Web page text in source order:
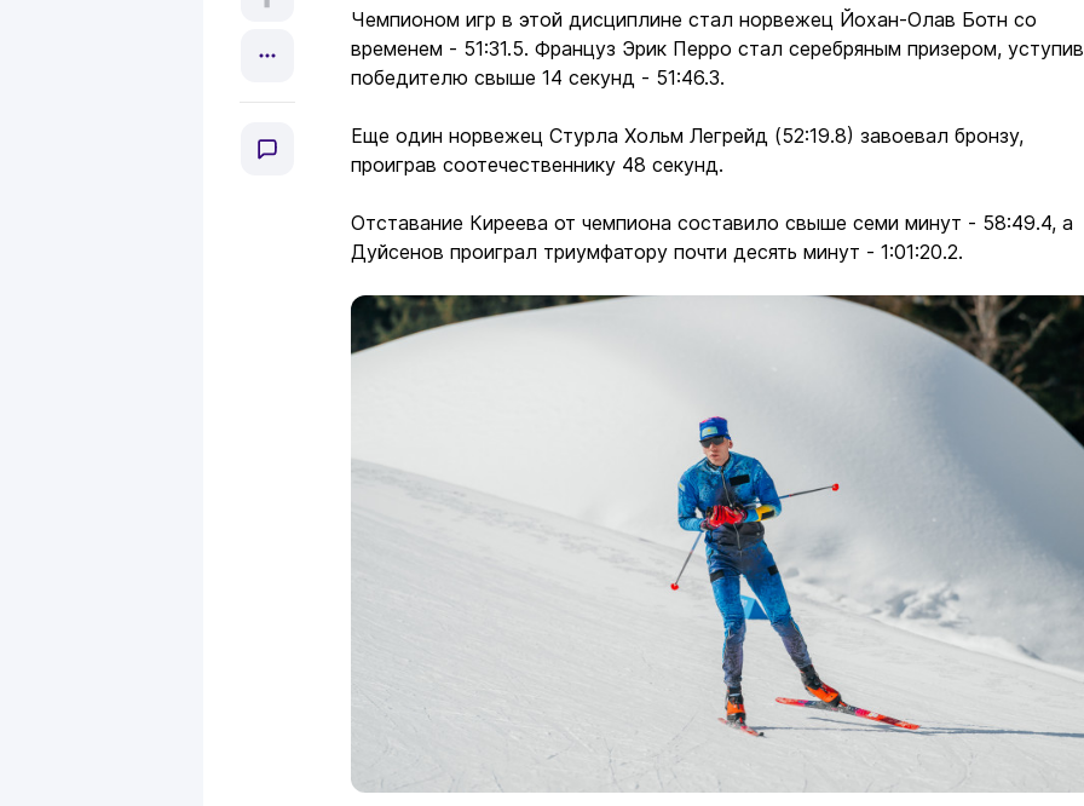
Чемпионом игр в этой дисциплине стал норвежец Йохан-Олав Ботн со
временем - 51:31.5. Француз Эрик Перро стал серебряным призером, уступив
победителю свыше 14 секунд - 51:46.3.
Еще один норвежец Стурла Хольм Легрейд (52:19.8) завоевал бронзу,
проиграв соотечественнику 48 секунд.
Отставание Киреева от чемпиона составило свыше семи минут - 58:49.4, а
Дуйсенов проиграл триумфатору почти десять минут - 1:01:20.2.